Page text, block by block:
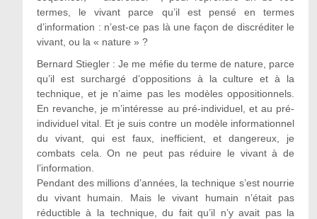
termes, le vivant parce qu’il est pensé en termes
d’information : n’est-ce pas là une façon de discréditer le
vivant, ou la « nature » ?
Bernard Stiegler : Je me méfie du terme de nature, parce
qu’il est surchargé d’oppositions à la culture et à la
technique, et je n’aime pas les modèles oppositionnels.
En revanche, je m’intéresse au pré-individuel, et au pré-
individuel vital. Et je suis contre un modèle informationnel
du vivant, qui est faux, inefficient, et dangereux, je
combats cela. On ne peut pas réduire le vivant à de
l’information.
Pendant des millions d’années, la technique s’est nourrie
du vivant humain. Mais le vivant humain n’était pas
réductible à la technique, du fait qu’il n’y avait pas la